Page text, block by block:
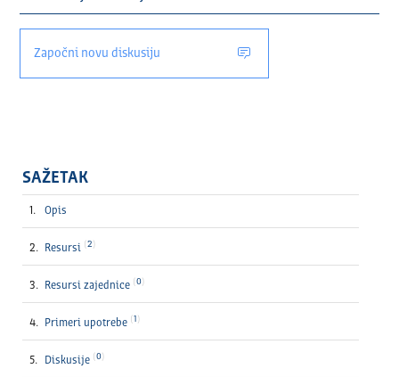
Započni novu diskusiju
SAŽETAK
Opis
Resursi 2
Resursi zajednice 0
Primeri upotrebe 1
Diskusije 0